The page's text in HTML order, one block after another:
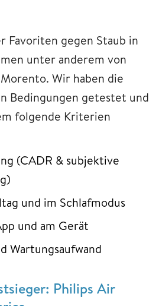
Favoriten gegen Staub in
unter anderem von
Wir haben die
Bedingungen getestet und
folgende Kriterien
(CADR & subjektive
und im Schlafmodus
und am Gerät
Wartungsaufwand
Philips Air